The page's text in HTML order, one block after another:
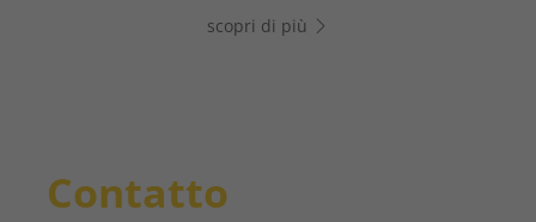
scopri di più
Contatto